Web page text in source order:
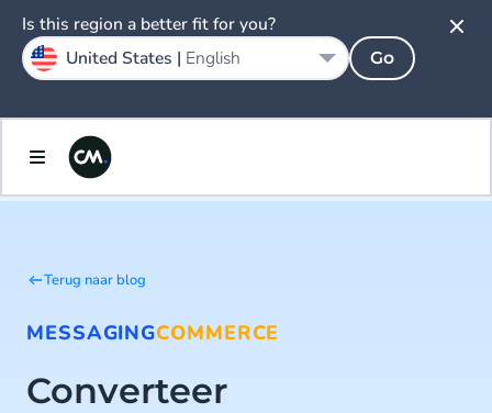
Terug naar blog
MESSAGINGCOMMERCE
Converteer
Is this region a better fit for you?
United States | English Go